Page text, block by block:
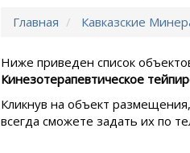
Главная Кавказские
Ниже приведен список
Кинезотерапевтическое
Кликнув на объект
всегда сможете задать их по